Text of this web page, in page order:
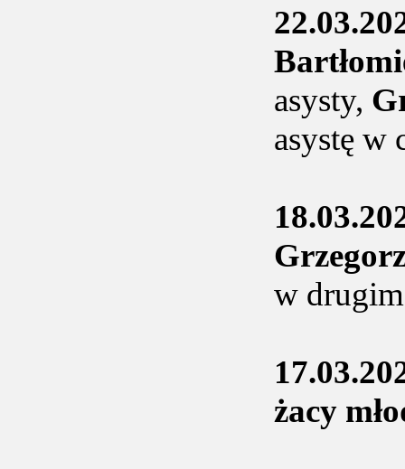
asysty,
asystę w
w
żacy